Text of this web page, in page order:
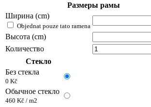
Размеры рамы
Ширина (cm)
Objednat pouze tato ramena
Высота (cm)
Количество
Стекло
Без стекла
0 Kč
Обычное стекло
460 Kč / m2